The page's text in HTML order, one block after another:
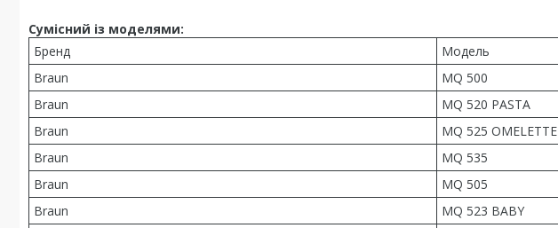
Сумісний із моделями:
Бренд
Модель
Braun
MQ 500
Braun
MQ 520 PASTA
Braun
MQ 525 OMELETTE
Braun
MQ 535
Braun
MQ 505
Braun
MQ 523 BABY